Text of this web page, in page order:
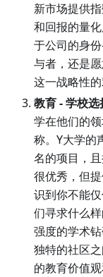
新市场提供
和回报的量
于公司的身
与者，还是
这一战略性
教育 - 学校选
学在他们的
称。Y大学的
名的项目，
很优秀，但
识到你不能
们寻求什么
强度的学术
独特的社区
的教育价值观